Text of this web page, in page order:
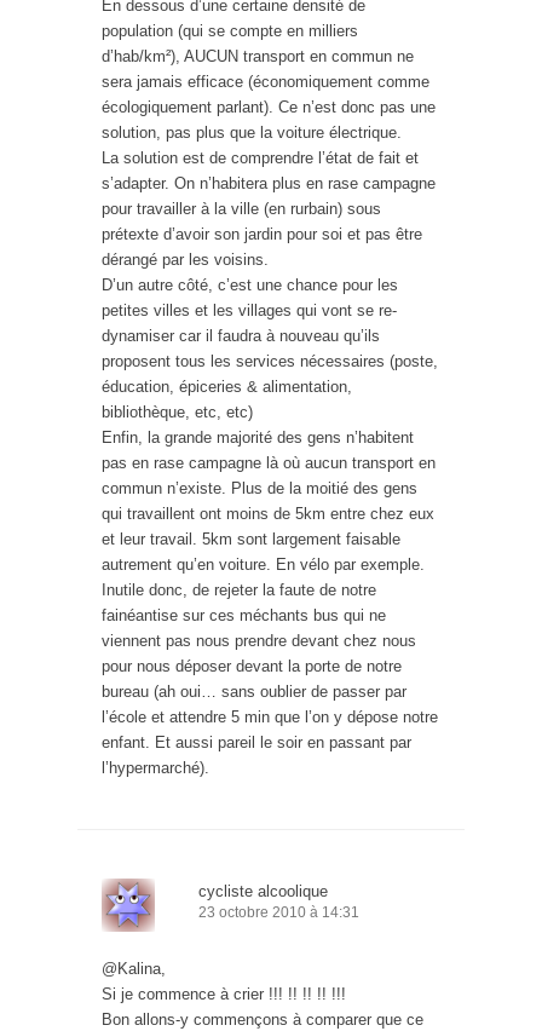
En dessous d’une certaine densité de
population (qui se compte en milliers
d’hab/km²), AUCUN transport en commun ne
sera jamais efficace (économiquement comme
écologiquement parlant). Ce n’est donc pas une
solution, pas plus que la voiture électrique.
La solution est de comprendre l’état de fait et
s’adapter. On n’habitera plus en rase campagne
pour travailler à la ville (en rurbain) sous
prétexte d’avoir son jardin pour soi et pas être
dérangé par les voisins.
D’un autre côté, c’est une chance pour les
petites villes et les villages qui vont se re-
dynamiser car il faudra à nouveau qu’ils
proposent tous les services nécessaires (poste,
éducation, épiceries & alimentation,
bibliothèque, etc, etc)
Enfin, la grande majorité des gens n’habitent
pas en rase campagne là où aucun transport en
commun n’existe. Plus de la moitié des gens
qui travaillent ont moins de 5km entre chez eux
et leur travail. 5km sont largement faisable
autrement qu’en voiture. En vélo par exemple.
Inutile donc, de rejeter la faute de notre
fainéantise sur ces méchants bus qui ne
viennent pas nous prendre devant chez nous
pour nous déposer devant la porte de notre
bureau (ah oui… sans oublier de passer par
l’école et attendre 5 min que l’on y dépose notre
enfant. Et aussi pareil le soir en passant par
l’hypermarché).
cycliste alcoolique
23 octobre 2010 à 14:31
@Kalina,
Si je commence à crier !!! !! !! !! !!!
Bon allons-y commençons à comparer que ce